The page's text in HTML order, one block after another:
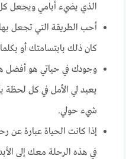
الذي يضيء أيامي
أحب الطريقة التي تجعل
كان ذلك بابتسامتك أو
وجودك في حياتي هو أفضل
يعيد لي الأمل في كل
شيء حولي.
إذا كانت الحياة عبارة عن
في هذه الرحلة معك إلى